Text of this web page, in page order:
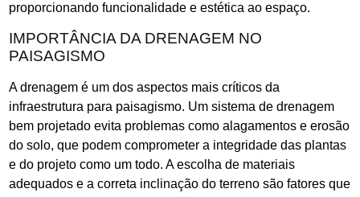
proporcionando funcionalidade e estética ao espaço.
IMPORTÂNCIA DA DRENAGEM NO
PAISAGISMO
A drenagem é um dos aspectos mais críticos da
infraestrutura para paisagismo. Um sistema de drenagem
bem projetado evita problemas como alagamentos e erosão
do solo, que podem comprometer a integridade das plantas
e do projeto como um todo. A escolha de materiais
adequados e a correta inclinação do terreno são fatores que